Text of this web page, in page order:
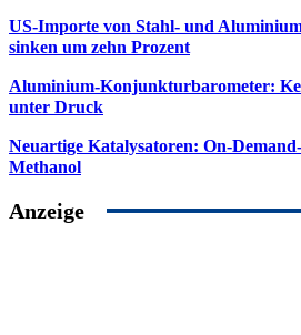
US-Importe von Stahl- und
sinken um zehn Prozent
Aluminium-Konjunkturbarometer:
unter Druck
Neuartige Katalysatoren: On-
Methanol
Anzeige